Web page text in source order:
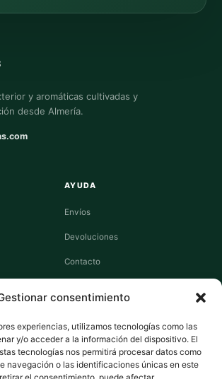
consentimiento
experiencias, utilizamos tecnologías como las
y/o acceder a la información del dispositivo. El
tecnologías nos permitirá procesar datos como
navegación o las identificaciones únicas en este
y aromáticas cultivadas y
desde Almería.
AYUDA
Envíos
Devoluciones
Contacto